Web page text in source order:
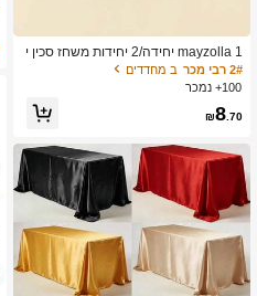
mayzolla 1 יחידה/2 יחידות משחז סכין י
דני רב-תכליתי 3-שלבי מהיר עם בסיס נג
ד החלקה, כלי עזר לסכיני מטבח
2# רבי מכר
ב מחדדים
100+ נמכר
₪8.70